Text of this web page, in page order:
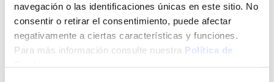
navegación o las identificaciones únicas en este sitio. No
consentir o retirar el consentimiento, puede afectar
negativamente a ciertas características y funciones.
Para más información consulte nuestra Política de
Click&Collect - Recogida gratis
en nuestras tiendas
Envío a domicilio:
5 días hábiles